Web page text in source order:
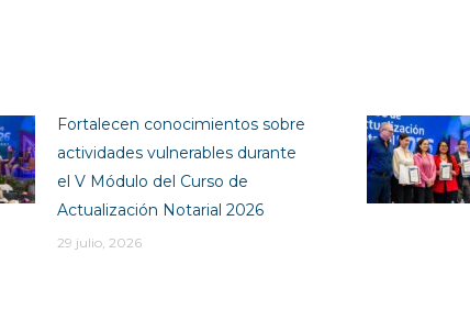
Fortalecen conocimientos sobre
actividades vulnerables durante
el V Módulo del Curso de
Actualización Notarial 2026
29 julio, 2026